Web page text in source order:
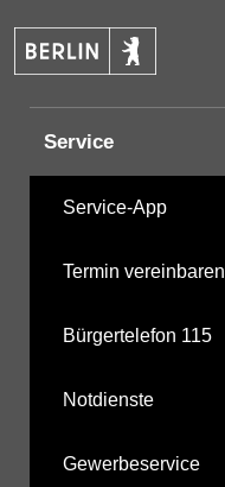
Service
Service-App
Termin vereinbaren
Bürgertelefon 115
Notdienste
Gewerbeservice